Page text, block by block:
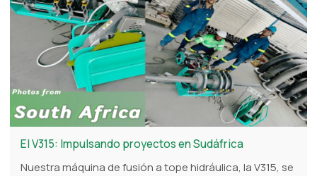
El V315: Impulsando proyectos en Sudáfrica
Nuestra máquina de fusión a tope hidráulica, la V315, se